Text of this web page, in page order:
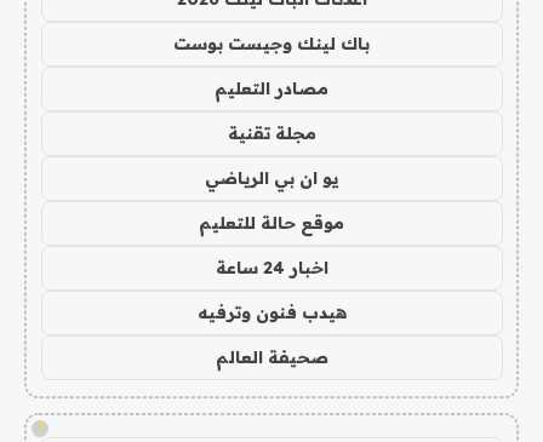
باك لينك وجيست بوست
مصادر التعليم
مجلة تقنية
يو ان بي الرياضي
موقع حالة للتعليم
اخبار 24 ساعة
هيدب فنون وترفيه
صحيفة العالم
!